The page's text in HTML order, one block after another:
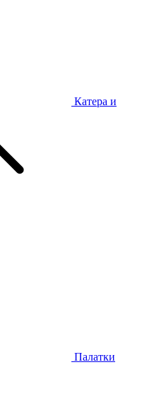
Катера и
Палатки